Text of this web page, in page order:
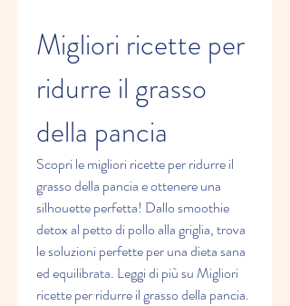
Migliori ricette per
ridurre il grasso
della pancia
Scopri le migliori ricette per ridurre il
grasso della pancia e ottenere una
silhouette perfetta! Dallo smoothie
detox al petto di pollo alla griglia, trova
le soluzioni perfette per una dieta sana
ed equilibrata. Leggi di più su Migliori
ricette per ridurre il grasso della pancia.